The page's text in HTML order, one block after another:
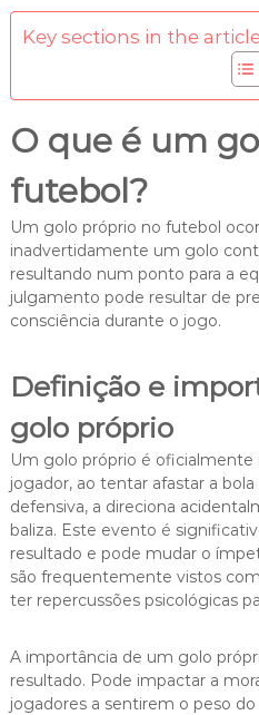
Key sections in the
O que é um
futebol?
Um golo próprio no futebol
inadvertidamente um golo
resultando num ponto para a
julgamento pode resultar de
consciência durante o jogo.
Definição e
golo próprio
Um golo próprio é
jogador, ao tentar afastar a
defensiva, a direciona
baliza. Este evento é
resultado e pode mudar o
são frequentemente vistos
ter repercussões psicológicas
A importância de um golo
resultado. Pode impactar a
jogadores a sentirem o peso